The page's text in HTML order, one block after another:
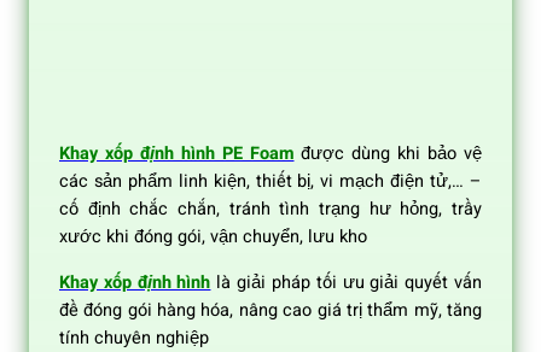
Khay xốp định hình PE Foamđược dùng khi bảo vệ
các sản phẩm linh kiện, thiết bị, vi mạch điện tử,… –
cố định chắc chắn, tránh tình trạng hư hỏng, trầy
xước khi đóng gói, vận chuyển, lưu kho
Khay xốp định hình là giải pháp tối ưu giải quyết vấn
đề đóng gói hàng hóa, nâng cao giá trị thẩm mỹ, tăng
tính chuyên nghiệp